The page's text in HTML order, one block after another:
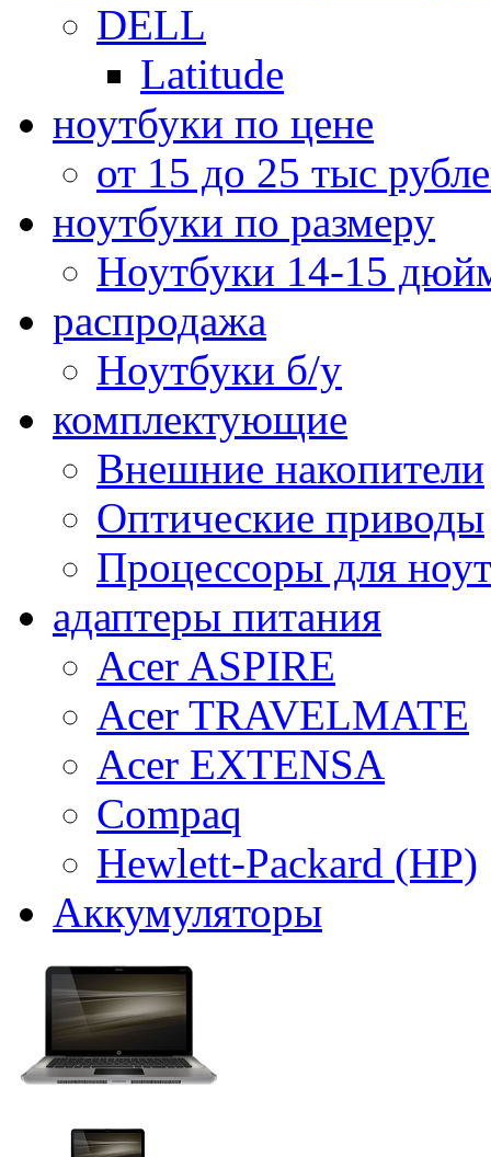
DELL
Latitude
ноутбуки по цене
от 15 до 25 тыс
ноутбуки по размеру
Ноутбуки 14-15
распродажа
Ноутбуки б/у
комплектующие
Внешние накопители
Оптические приводы
Процессоры для
адаптеры питания
Acer ASPIRE
Acer TRAVELMATE
Acer EXTENSA
Compaq
Hewlett-Packard (HP)
Аккумуляторы